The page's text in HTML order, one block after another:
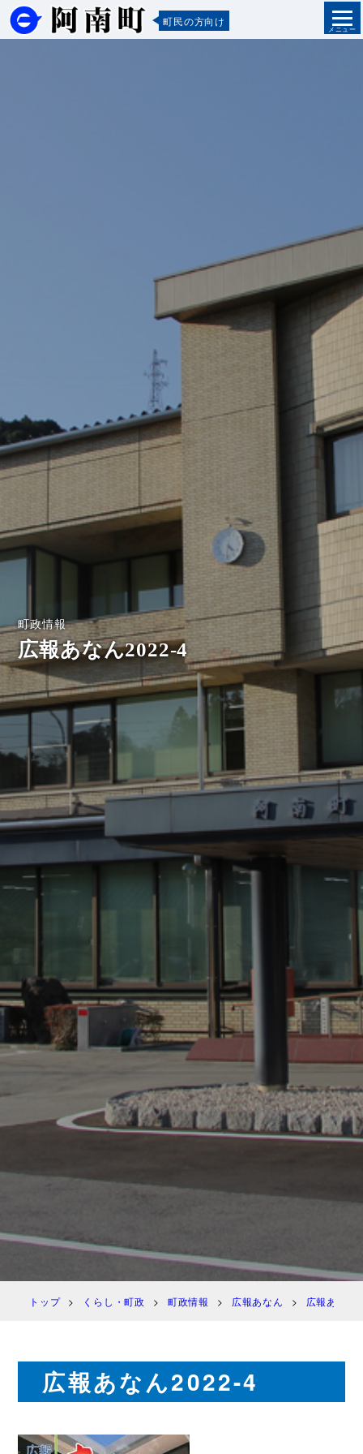
町民の方向け
メニュー
町政情報
広報あなん2022-4
トップ くらし・町政 町政情報 広報あなん 広報あなん
広報あなん2022-4